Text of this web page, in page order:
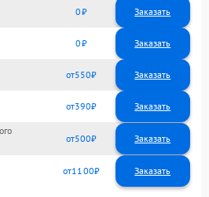
0 Заказать
0 Заказать
550
390
500
1100